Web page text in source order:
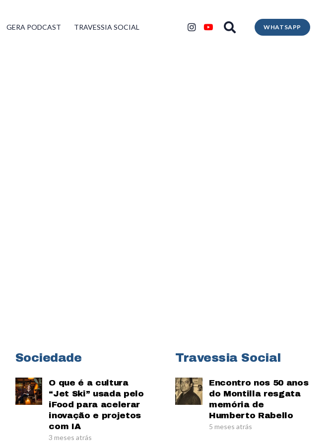
GERA PODCAST TRAVESSIA SOCIAL WHATSAPP
Sociedade
O que é a cultura
“Jet Ski” usada pelo
iFood para acelerar
inovação e projetos
com IA
3 meses atrás
Travessia Social
Encontro nos 50 anos
do Montilla resgata
memória de
Humberto Rabello
5 meses atrás